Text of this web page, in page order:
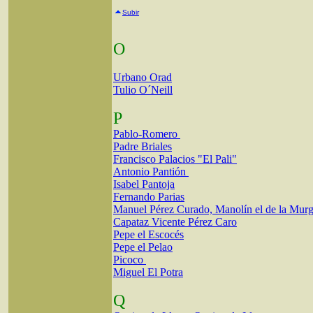
Subir
O
Urbano Orad
Tulio O´Neill
P
Pablo-Romero
Padre Briales
Francisco Palacios "El Pali"
Antonio Pantión
Isabel Pantoja
Fernando Parias
Manuel Pérez Curado, Manolín el de la
Capataz Vicente Pérez Caro
Pepe el Escocés
Pepe el Pelao
Picoco
Miguel El Potra
Q